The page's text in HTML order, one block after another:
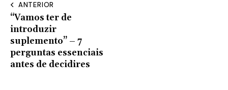
ANTERIOR
“Vamos ter de
introduzir
suplemento” – 7
perguntas essenciais
antes de decidires